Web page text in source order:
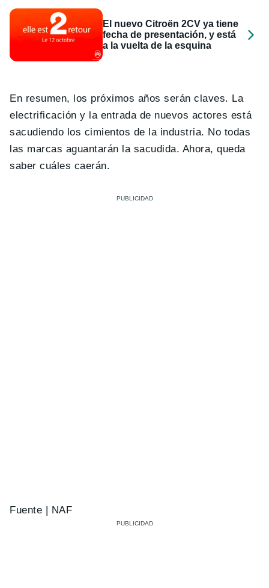
El nuevo Citroën 2CV ya tiene
fecha de presentación, y está
a la vuelta de la esquina
En resumen, los próximos años serán claves. La
electrificación y la entrada de nuevos actores está
sacudiendo los cimientos de la industria. No todas
las marcas aguantarán la sacudida. Ahora, queda
saber cuáles caerán.
Fuente | NAF